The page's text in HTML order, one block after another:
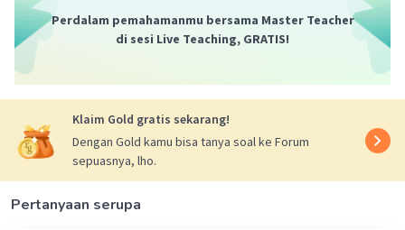
Perdalam pemahamanmu bersama Master Teacher
di sesi Live Teaching, GRATIS!
Klaim Gold gratis sekarang!
Dengan Gold kamu bisa tanya soal ke Forum
sepuasnya, lho.
Pertanyaan serupa